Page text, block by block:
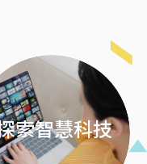
索智慧科技